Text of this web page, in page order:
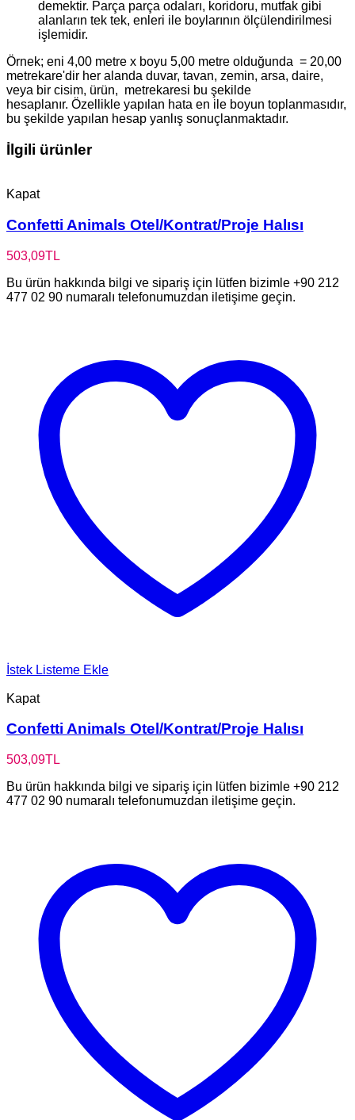
demektir. Parça parça odaları, koridoru, mutfak gibi
alanların tek tek, enleri ile boylarının ölçülendirilmesi
işlemidir.
Örnek; eni 4,00 metre x boyu 5,00 metre olduğunda = 20,00
metrekare'dir her alanda duvar, tavan, zemin, arsa, daire,
veya bir cisim, ürün, metrekaresi bu şekilde
hesaplanır. Özellikle yapılan hata en ile boyun toplanmasıdır,
bu şekilde yapılan hesap yanlış sonuçlanmaktadır.
İlgili ürünler
Kapat
Confetti Animals Otel/Kontrat/Proje Halısı
503,09TL
Bu ürün hakkında bilgi ve sipariş için lütfen bizimle +90 212
477 02 90 numaralı telefonumuzdan iletişime geçin.
İstek Listeme Ekle
Kapat
Confetti Animals Otel/Kontrat/Proje Halısı
503,09TL
Bu ürün hakkında bilgi ve sipariş için lütfen bizimle +90 212
477 02 90 numaralı telefonumuzdan iletişime geçin.